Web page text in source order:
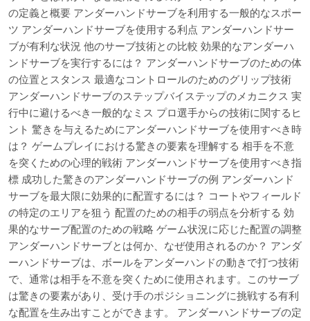
の定義と概要 アンダーハンドサーブを利用する一般的なスポー
ツ アンダーハンドサーブを使用する利点 アンダーハンドサー
ブが有利な状況 他のサーブ技術との比較 効果的なアンダーハ
ンドサーブを実行するには？ アンダーハンドサーブのための体
の位置とスタンス 最適なコントロールのためのグリップ技術
アンダーハンドサーブのステップバイステップのメカニクス 実
行中に避けるべき一般的なミス プロ選手からの技術に関するヒ
ント 驚きを与えるためにアンダーハンドサーブを使用すべき時
は？ ゲームプレイにおける驚きの要素を理解する 相手を不意
を突くための心理的戦術 アンダーハンドサーブを使用すべき指
標 成功した驚きのアンダーハンドサーブの例 アンダーハンド
サーブを最大限に効果的に配置するには？ コートやフィールド
の特定のエリアを狙う 配置のための相手の弱点を分析する 効
果的なサーブ配置のための戦略 ゲーム状況に応じた配置の調整
アンダーハンドサーブとは何か、なぜ使用されるのか？ アンダ
ーハンドサーブは、ボールをアンダーハンドの動きで打つ技術
で、通常は相手を不意を突くために使用されます。このサーブ
は驚きの要素があり、受け手のポジショニングに挑戦する有利
な配置を生み出すことができます。 アンダーハンドサーブの定